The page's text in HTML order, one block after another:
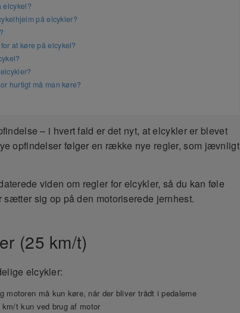
elcykel?
på elcykler?
at køre på elcykel?
hurtigt må man køre?
– i hvert fald er det nyt, at elcykler er blevet
opfindelser følger en række nye regler, som jævnligt
viden om regler for elcykler, så du kan føle
sig op på den motoriserede jernhest.
(25 km/t)
elcykler:
motoren må kun køre, når der bliver trådt i pedalerne
t kun ved brug af motor